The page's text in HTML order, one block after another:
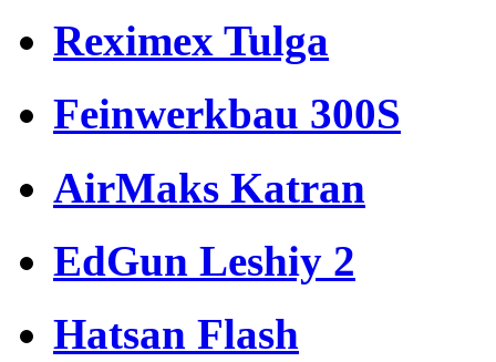
Reximex Tulga
Feinwerkbau 300S
AirMaks Katran
EdGun Leshiy 2
Hatsan Flash